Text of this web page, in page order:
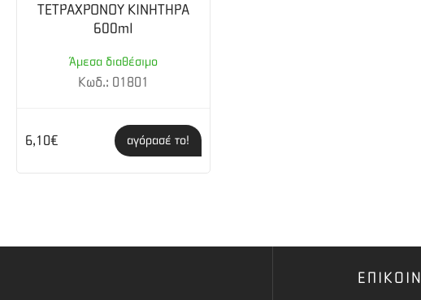
ΤΕΤΡΑΧΡΟΝΟΥ ΚΙΝΗΤΗΡΑ
600ml
Άμεσα διαθέσιμο
Κωδ.: 01801
6,10€ αγόρασέ το!